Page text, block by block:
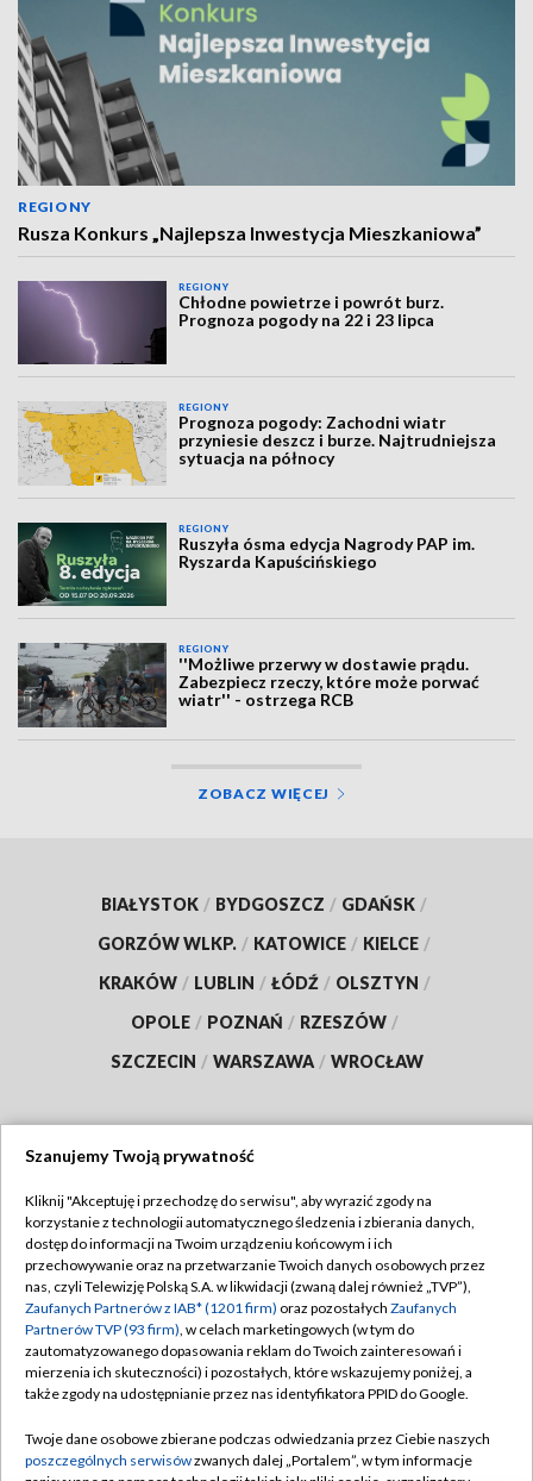
REGIONY
Rusza Konkurs „Najlepsza Inwestycja Mieszkaniowa”
REGIONY
Chłodne powietrze i powrót burz.
Prognoza pogody na 22 i 23 lipca
REGIONY
Prognoza pogody: Zachodni wiatr
przyniesie deszcz i burze. Najtrudniejsza
sytuacja na północy
REGIONY
Ruszyła ósma edycja Nagrody PAP im.
Ryszarda Kapuścińskiego
REGIONY
''Możliwe przerwy w dostawie prądu.
Zabezpiecz rzeczy, które może porwać
wiatr'' - ostrzega RCB
ZOBACZ WIĘCEJ
BIAŁYSTOK / BYDGOSZCZ / GDAŃSK /
GORZÓW WLKP. / KATOWICE / KIELCE /
KRAKÓW / LUBLIN / ŁÓDŹ / OLSZTYN /
OPOLE / POZNAŃ / RZESZÓW /
SZCZECIN / WARSZAWA / WROCŁAW
TVP
Abonament TVP
Emisja w TVP
Centrum informacji TVP
Naziemna Telewizja Cyfrowa
Rada Programowa
Regulamin TVP
Polityka prywatności
Moje zgody
Pomoc
Kontakt
Szanujemy Twoją prywatność
Kliknij "Akceptuję i przechodzę do serwisu", aby wyrazić zgody na
korzystanie z technologii automatycznego śledzenia i zbierania danych,
dostęp do informacji na Twoim urządzeniu końcowym i ich
przechowywanie oraz na przetwarzanie Twoich danych osobowych przez
nas, czyli Telewizję Polską S.A. w likwidacji (zwaną dalej również „TVP”),
Zaufanych Partnerów z IAB* (1201 firm) oraz pozostałych Zaufanych
Partnerów TVP (93 firm), w celach marketingowych (w tym do
zautomatyzowanego dopasowania reklam do Twoich zainteresowań i
mierzenia ich skuteczności) i pozostałych, które wskazujemy poniżej, a
także zgody na udostępnianie przez nas identyfikatora PPID do Google.
Twoje dane osobowe zbierane podczas odwiedzania przez Ciebie naszych
poszczególnych serwisówzwanych dalej „Portalem”, w tym informacje